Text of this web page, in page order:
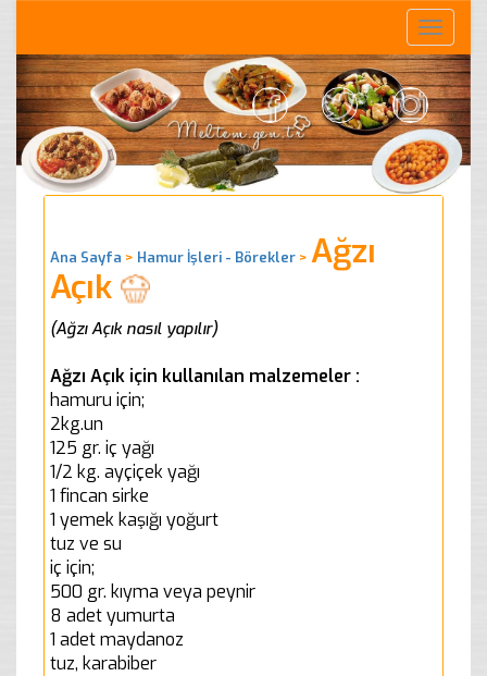
Toggle
Ana Sayfa > Hamur İşleri - Börekler > Ağzı
Açık
(Ağzı Açık nasıl yapılır)
Ağzı Açık için kullanılan malzemeler :
hamuru için;
2kg.un
125 gr. iç yağı
1/2 kg. ayçiçek yağı
1 fincan sirke
1 yemek kaşığı yoğurt
tuz ve su
iç için;
500 gr. kıyma veya peynir
8 adet yumurta
1 adet maydanoz
tuz, karabiber